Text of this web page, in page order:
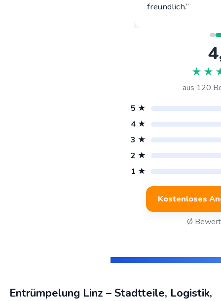
freundlich.“
aus 120
5 ★
4 ★
3 ★
2 ★
1 ★
Kostenloses
Ø
Entrümpelung Linz – Stadtteile, Logistik,